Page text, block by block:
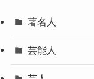
著名人
芸能人